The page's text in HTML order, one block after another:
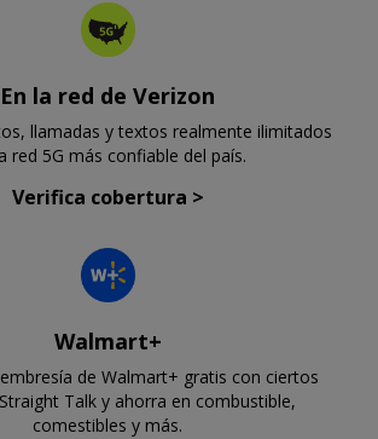
En la red de Verizon
llamadas y textos realmente ilimitados
red 5G más confiable del país.
Verifica cobertura >
Walmart+
de Walmart+ gratis con ciertos
Talk y ahorra en combustible,
comestibles y más.